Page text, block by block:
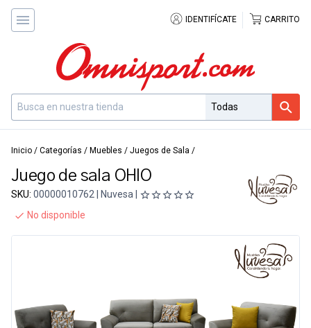
IDENTIFÍCATE CARRITO
Inicio / Categorías / Muebles / Juegos de Sala /
Juego de sala OHIO
SKU: 00000010762 | Nuvesa |
No disponible